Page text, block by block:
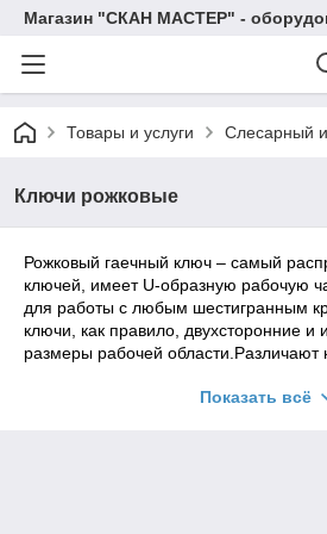
Магазин "СКАН МАСТЕР" -
Товары и услуги Слесарный
Ключи рожковые
Рожковый гаечный ключ – самый
ключей, имеет U-образную рабочую
для работы с любым шестигранным
ключи, как правило, двухсторонние и
размеры рабочей области.Различают
2 различающиеся по диаметру
Показать всё